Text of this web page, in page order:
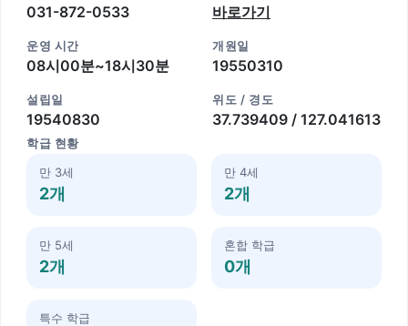
031-872-0533 바로가기
운영 시간
08시00분~18시30분
개원일
19550310
설립일
19540830
위도 / 경도
37.739409 / 127.041613
학급 현황
만 3세
2개
만 4세
2개
만 5세
2개
혼합 학급
0개
특수 학급